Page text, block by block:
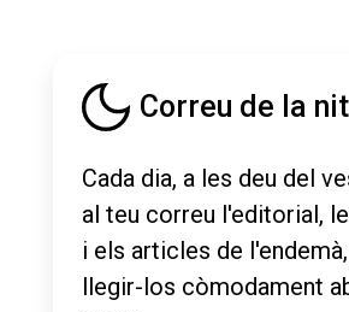
Correu de la nit
Cada dia, a les deu del
al teu correu l'editorial,
i els articles de
llegir-los còmodament